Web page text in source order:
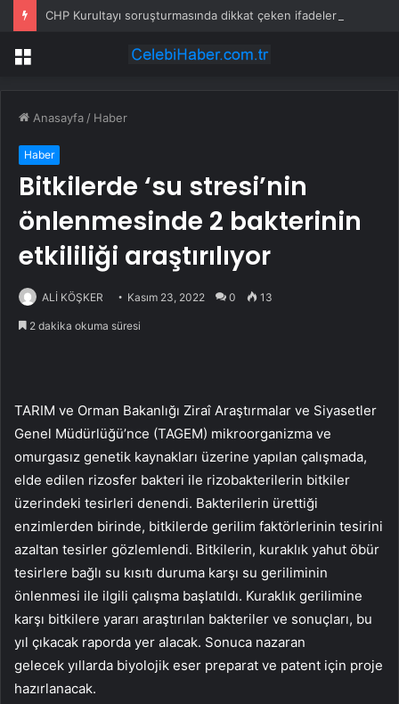
Menü
Anasayfa / Haber
Haber
Bitkilerde ‘su stresi’nin
önlenmesinde 2 bakterinin
etkililiği araştırılıyor
ALİ KÖŞKER Kasım 23, 2022 0 13
2 dakika okuma süresi
TARIM ve Orman Bakanlığı Ziraî Araştırmalar ve Siyasetler
Genel Müdürlüğü’nce (TAGEM) mikroorganizma ve
omurgasız genetik kaynakları üzerine yapılan çalışmada,
elde edilen rizosfer bakteri ile rizobakterilerin bitkiler
üzerindeki tesirleri denendi. Bakterilerin ürettiği
enzimlerden birinde, bitkilerde gerilim faktörlerinin tesirini
azaltan tesirler gözlemlendi. Bitkilerin, kuraklık yahut öbür
tesirlere bağlı su kısıtı duruma karşı su geriliminin
önlenmesi ile ilgili çalışma başlatıldı. Kuraklık gerilimine
karşı bitkilere yararı araştırılan bakteriler ve sonuçları, bu
yıl çıkacak raporda yer alacak. Sonuca nazaran
gelecek yıllarda biyolojik eser preparat ve patent için proje
hazırlanacak.